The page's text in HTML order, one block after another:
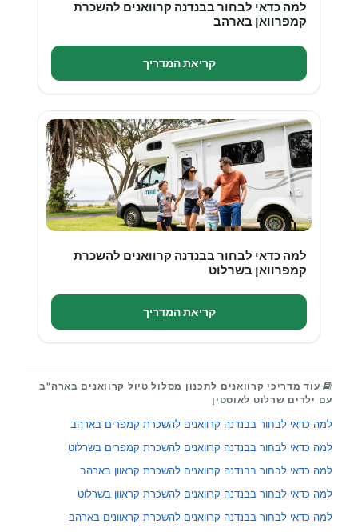
למה כדאי לבחור בבנדנה קרוואנים להשכרת
קמפרוואן בארהב
קריאת המדריך
למה כדאי לבחור בבנדנה קרוואנים להשכרת
קמפרוואן בשרלוט
קריאת המדריך
עוד מדריכי קרוואנים לתכנון מסלול טיול קרוואנים בארה"ב
עם ילדים שרלוט לאוסטין
למה כדאי לבחור בבנדנה קרוואנים להשכרת קמפרים בארהב
למה כדאי לבחור בבנדנה קרוואנים להשכרת קמפרים בשרלוט
למה כדאי לבחור בבנדנה קרוואנים להשכרת קראוון בארהב
למה כדאי לבחור בבנדנה קרוואנים להשכרת קראוון בשרלוט
למה כדאי לבחור בבנדנה קרוואנים להשכרת קראוונים בארהב